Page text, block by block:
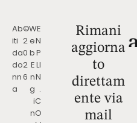
Ab
iti
da
do
nn
a
©
2
0
2
6
W
e
b
E
n
g
i
n
E
N
P
LI
N
.
C
O
Rimani
aggiorna
to
direttam
ente via
mail